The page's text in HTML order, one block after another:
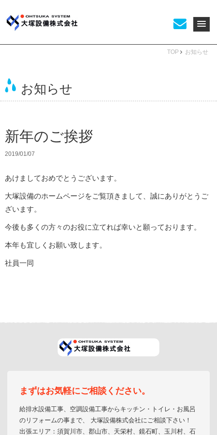
TOP お知らせ
お知らせ
新年のご挨拶
2019/01/07
あけましておめでとうございます。
大塚設備のホームページをご覧頂きまして、誠にありがとうご
ざいます。
今後も多くの方々のお役に立てれば幸いと願っております。
本年も宜しくお願い致します。
社員一同
まずはお気軽にご相談ください。
給排水設備工事、空調設備工事からキッチン・トイレ・お風呂
のリフォームの事まで、 大塚設備株式会社にご相談下さい！
出張エリア：須賀川市、郡山市、天栄村、鏡石町、玉川村、石